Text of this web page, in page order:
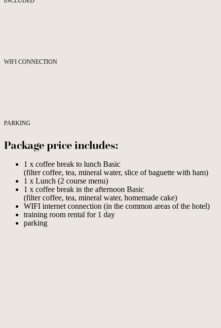
WIFI CONNECTION
PARKING
Package price includes:
1 x coffee break to lunch Basic
(filter coffee, tea, mineral water, slice of baguette with ham)
1 x Lunch (2 course menu)
1 x coffee break in the afternoon Basic
(filter coffee, tea, mineral water, homemade cake)
WIFI internet connection (in the common areas of the hotel)
training room rental for 1 day
parking